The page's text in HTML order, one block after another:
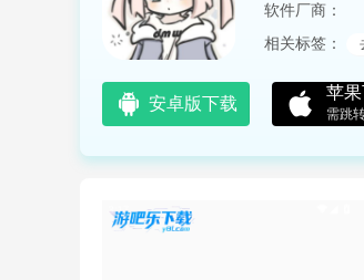
软件厂商：
相关标签：
安卓版下载
苹
需跳